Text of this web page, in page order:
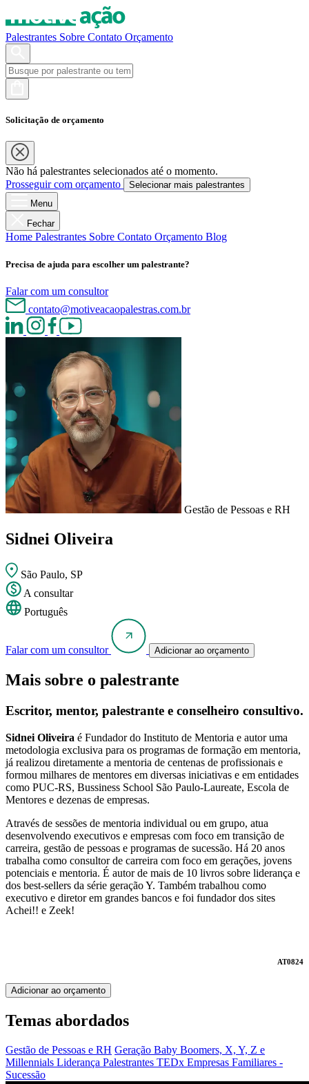
Palestrantes Sobre Contato Orçamento
Solicitação de orçamento
Não há palestrantes selecionados até o momento.
Prosseguir com orçamento
Selecionar mais palestrantes
Menu
Fechar
Home Palestrantes Sobre Contato Orçamento Blog
Precisa de ajuda para escolher um palestrante?
Falar com um consultor
contato@motiveacaopalestras.com.br
Gestão de Pessoas e RH
Sidnei Oliveira
São Paulo, SP
A consultar
Português
Falar com um consultor Adicionar ao orçamento
Mais sobre o palestrante
Escritor, mentor, palestrante e conselheiro consultivo.
Sidnei Oliveira é Fundador do Instituto de Mentoria e autor uma
metodologia exclusiva para os programas de formação em mentoria,
já realizou diretamente a mentoria de centenas de profissionais e
formou milhares de mentores em diversas iniciativas e em entidades
como PUC-RS, Bussiness School São Paulo-Laureate, Escola de
Mentores e dezenas de empresas.
Através de sessões de mentoria individual ou em grupo, atua
desenvolvendo executivos e empresas com foco em transição de
carreira, gestão de pessoas e programas de sucessão. Há 20 anos
trabalha como consultor de carreira com foco em gerações, jovens
potenciais e mentoria. É autor de mais de 10 livros sobre liderança e
dos best-sellers da série geração Y. Também trabalhou como
executivo e diretor em grandes bancos e foi fundador dos sites
Achei!! e Zeek!
AT0824
Adicionar ao orçamento
Temas abordados
Gestão de Pessoas e RH Geração Baby Boomers, X, Y, Z e
Millennials Liderança Palestrantes TEDx Empresas Familiares -
Sucessão